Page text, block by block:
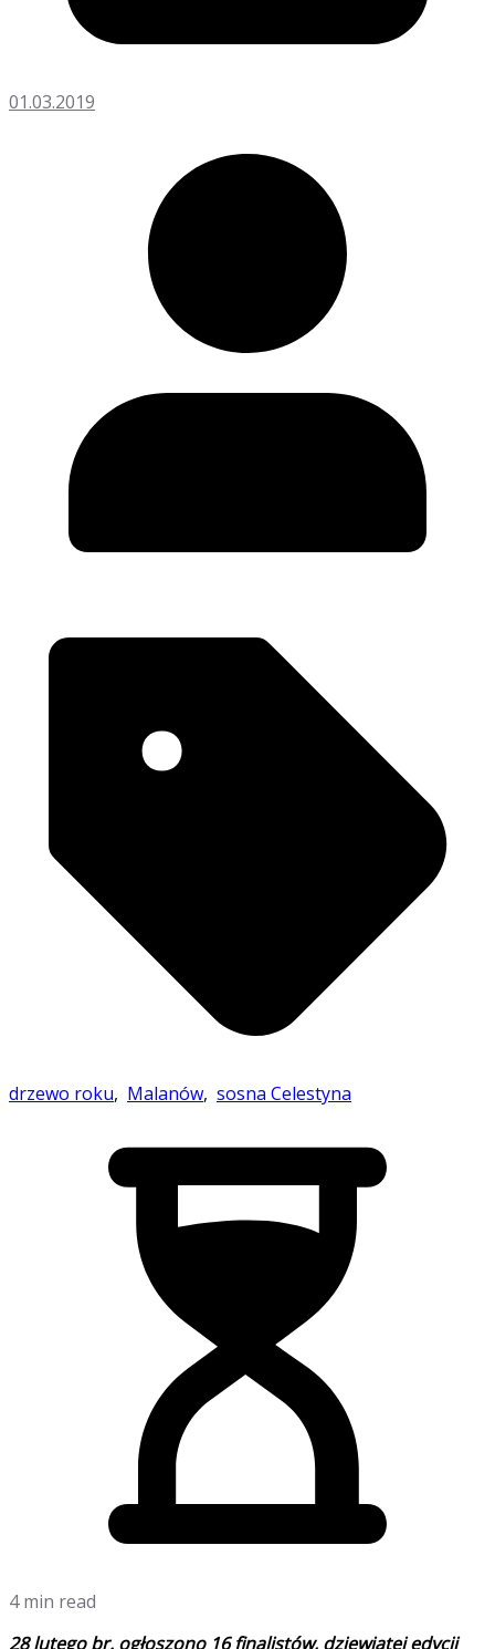
01.03.2019
drzewo roku, Malanów, sosna Celestyna
4 min read
28 lutego br. ogłoszono 16 finalistów, dziewiątej edycji